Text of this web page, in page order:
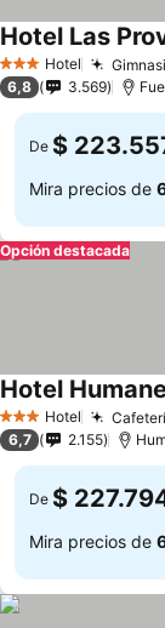
3 Estrellas
Hotel
Hotel Las
6,8 3.569
De $
Mira precios de
Opción destacada
3 Estrellas
Hotel
Hotel
6,7 2.155
De $
Mira precios de